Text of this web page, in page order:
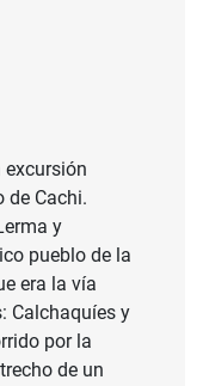
excursión
de Cachi.
y
pueblo de la
era la vía
Calchaquíes y
por la
de un